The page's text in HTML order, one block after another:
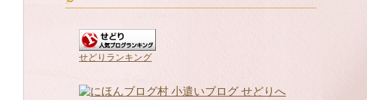
せどりランキング